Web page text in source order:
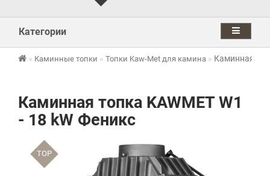
Категории
Каминные топки Топки Kaw-Met для камина Каминная
Каминная топка KAWMET W1
- 18 kW Феникс
TOP